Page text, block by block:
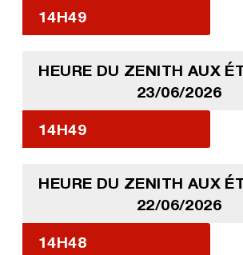
14H49
HEURE DU ZENITH AUX
23/06/2026
14H49
HEURE DU ZENITH AUX
22/06/2026
14H48